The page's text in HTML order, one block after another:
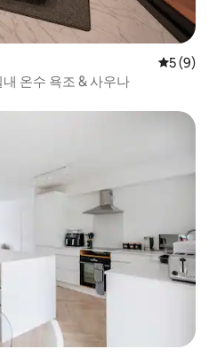
평점 5점
5 (9)
온수 욕조 & 사우나